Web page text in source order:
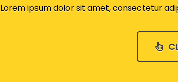
Lorem ipsum dolor sit amet, consectetur